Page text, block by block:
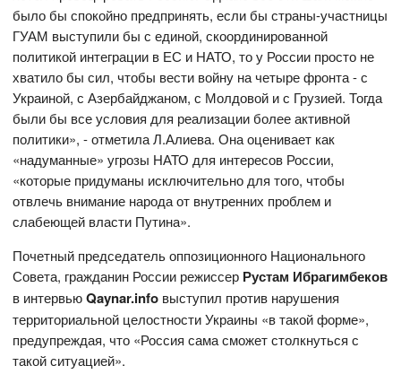
было бы спокойно предпринять, если бы страны-участницы
ГУАМ выступили бы с единой, скоординированной
политикой интеграции в ЕС и НАТО, то у России просто не
хватило бы сил, чтобы вести войну на четыре фронта - с
Украиной, с Азербайджаном, с Молдовой и с Грузией. Тогда
были бы все условия для реализации более активной
политики», - отметила Л.Алиева. Она оценивает как
«надуманные» угрозы НАТО для интересов России,
«которые придуманы исключительно для того, чтобы
отвлечь внимание народа от внутренних проблем и
слабеющей власти Путина».
Почетный председатель оппозиционного Национального
Совета, гражданин России режиссер Рустам Ибрагимбеков
в интервьюQaynar.info выступил против нарушения
территориальной целостности Украины «в такой форме»,
предупреждая, что «Россия сама сможет столкнуться с
такой ситуацией».